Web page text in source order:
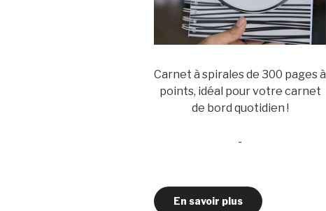
Carnet à spirales de 300 pages à
points, idéal pour votre carnet
de bord quotidien !
-
En savoir plus